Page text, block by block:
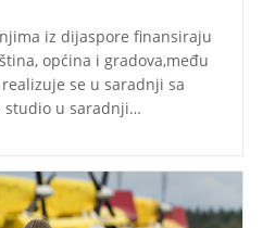
iz dijaspore finansiraju
općina i gradova,među
se u saradnji sa
studio u saradnji…